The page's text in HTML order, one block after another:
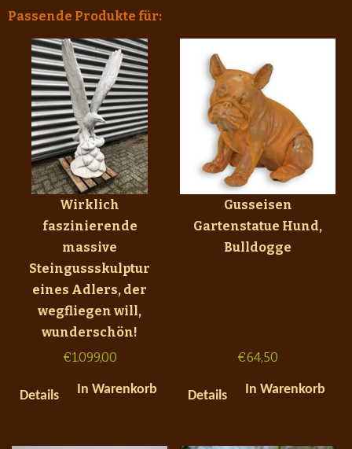
Passende Produkte für:
Wirklich
faszinierende
massive
Steingussskulptur
eines Adlers, der
wegfliegen will,
wunderschön!
€1.099,00
Details In Warenkorb
Gusseisen
Gartenstatue Hund,
Bulldogge
€64,50
Details In Warenkorb